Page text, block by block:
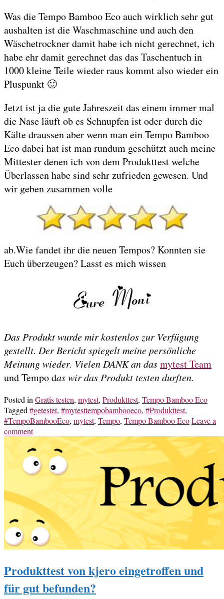
Was die Tempo Bamboo Eco auch wirklich sehr gut
aushalten ist die Waschmaschine und auch den
Wäschetrockner damit habe ich nicht gerechnet, ich
habe ehr damit gerechnet das das Taschentuch in
1000 kleine Teile wieder raus kommt also wieder ein
Pluspunkt 🙂
Jetzt ist ja die gute Jahreszeit das einem immer mal
die Nase läuft ob es Schnupfen ist oder durch die
Kälte draussen aber wenn man ein Tempo Bamboo
Eco dabei hat ist man rundum geschützt auch meine
Mittester denen ich von dem Produkttest welche
Überlassen habe sind sehr zufrieden gewesen. Und
wir geben zusammen volle
ab.Wie fandet ihr die neuen Tempos? Konnten sie
Euch überzeugen? Lasst es mich wissen
Das Produkt wurde mir kostenlos zur Verfügung
gestellt. Der Bericht spiegelt meine persönliche
Meinung wieder. Vielen DANK an dasmytest Team
und Tempo das wir das Produkt testen durften.
Posted in Gratis testen, mytest, Produkttest, Tempo Bamboo Eco
Tagged #getestet, #mytesttempobambooeco, #Produkttest,
#TempoBambooEco, mytest, Tempo, Tempo Bamboo EcoLeave a
comment
Produkttest von kjero eingetroffen und
für gut befunden?